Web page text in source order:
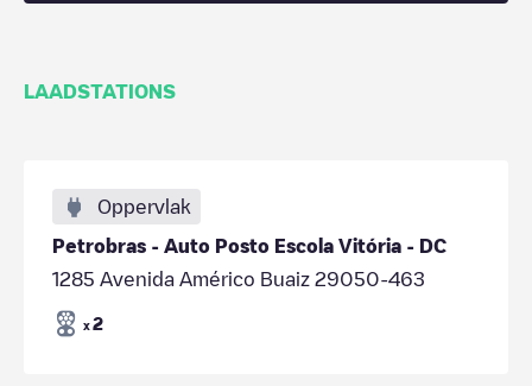
LAADSTATIONS
Oppervlak
Petrobras - Auto Posto Escola Vitória - DC
1285 Avenida Américo Buaiz 29050-463
x 2